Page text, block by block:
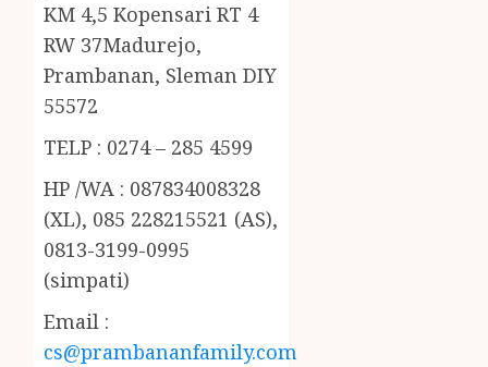
KM 4,5 Kopensari RT 4
RW 37Madurejo,
Prambanan, Sleman DIY
55572
TELP : 0274 – 285 4599
HP /WA : 087834008328
(XL), 085 228215521 (AS),
0813-3199-0995
(simpati)
Email :
cs@prambananfamily.com